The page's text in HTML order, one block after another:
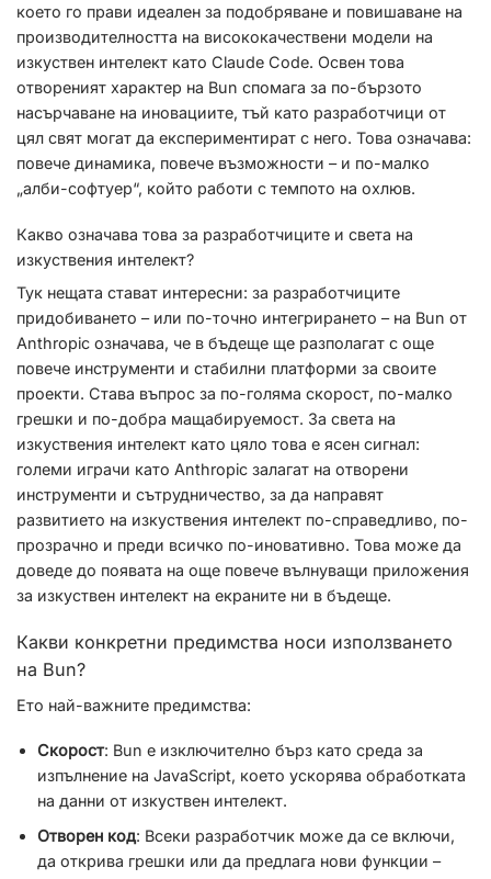
което го прави идеален за подобряване и повишаване на
производителността на висококачествени модели на
изкуствен интелект като Claude Code. Освен това
отвореният характер на Bun спомага за по-бързото
насърчаване на иновациите, тъй като разработчици от
цял свят могат да експериментират с него. Това означава:
повече динамика, повече възможности – и по-малко
„алби-софтуер“, който работи с темпото на охлюв.
Какво означава това за разработчиците и света на
изкуствения интелект?
Тук нещата стават интересни: за разработчиците
придобиването – или по-точно интегрирането – на Bun от
Anthropic означава, че в бъдеще ще разполагат с още
повече инструменти и стабилни платформи за своите
проекти. Става въпрос за по-голяма скорост, по-малко
грешки и по-добра мащабируемост. За света на
изкуствения интелект като цяло това е ясен сигнал:
големи играчи като Anthropic залагат на отворени
инструменти и сътрудничество, за да направят
развитието на изкуствения интелект по-справедливо, по-
прозрачно и преди всичко по-иновативно. Това може да
доведе до появата на още повече вълнуващи приложения
за изкуствен интелект на екраните ни в бъдеще.
Какви конкретни предимства носи използването
на Bun?
Ето най-важните предимства:
Скорост: Bun е изключително бърз като среда за
изпълнение на JavaScript, което ускорява обработката
на данни от изкуствен интелект.
Отворен код: Всеки разработчик може да се включи,
да открива грешки или да предлага нови функции –